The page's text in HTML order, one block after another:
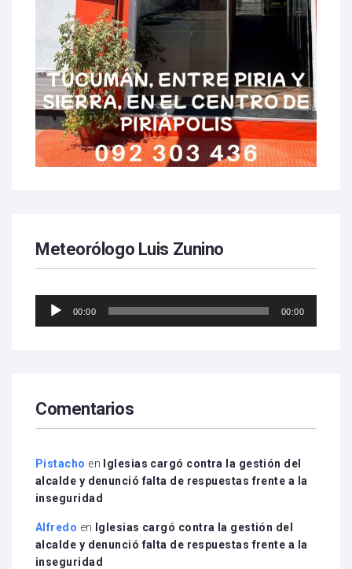
Meteorólogo Luis Zunino
Reproductor
00:00 00:00
Comentarios
Pistacho en
Iglesias cargó contra la gestión del
alcalde y denunció falta de respuestas frente a la
inseguridad
Alfredo en
Iglesias cargó contra la gestión del
alcalde y denunció falta de respuestas frente a la
inseguridad